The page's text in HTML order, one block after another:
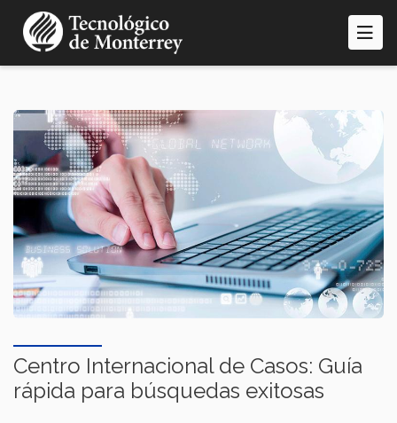
contenido
Centro Internacional de Casos: Guía
rápida para búsquedas exitosas